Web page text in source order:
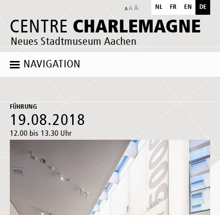
CENTRE CHARLEMAGNE
Neues Stadtmuseum Aachen
NL FR EN DE
NAVIGATION
FÜHRUNG
19.08.2018
12.00 bis 13.30 Uhr